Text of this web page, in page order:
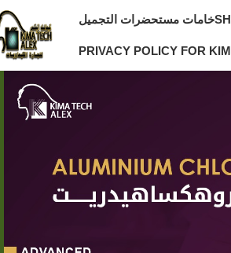
خامات مستحضرات التجميل
PRIVACY POLICY FOR